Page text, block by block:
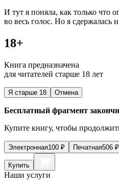
И тут я поняла, как только что
во весь голос. Но я сдержалась
18+
Книга предназначена
для читателей старше 18 лет
Я старше 18 Отмена
Бесплатный фрагмент
Купите книгу, чтобы
Электронная100 ₽ Печатная506 ₽
Купить
Наши услуги